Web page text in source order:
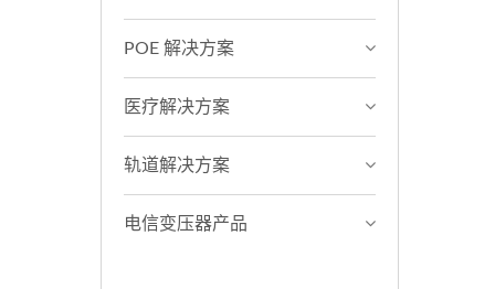
POE 解决方案
医疗解决方案
轨道解决方案
电信变压器产品